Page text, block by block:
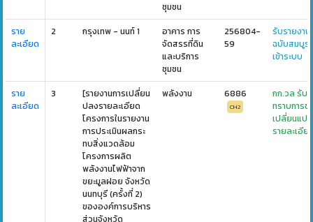
ชุมชน
ราย
ละเอียด
2 กรุงเทพ - นนท์ 1
อาคาร การ
จัดสรรที่ดิน
และบริการ
ชุมชน
256804-
59
รับรายงาน
ฉบับสมบู
เข้าระบบ
ราย
ละเอียด
3
[รายงานการเปลี่ยน
ปลงรายละเอียด
โครงการในรายงาน
การประเมินผลกระ
ทบสิ่งแวดล้อม
โครงการผลิต
พลังงานไฟฟ้าจาก
ขยะมูลฝอย จังหวัด
นนทบุรี (ครั้งที่ 2)
ขององค์การบริหาร
ส่วนจังหวัด
พลังงาน 6886
CH2
กก.วล รับ
ทราบการข
เปลี่ยนแป
รายละเอีย